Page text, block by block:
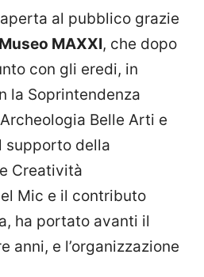
al pubblico grazie
Museo MAXXI, che dopo
con gli eredi, in
la Soprintendenza
Belle Arti e
supporto della
Creatività
Mic e il contributo
ha portato avanti il
anni, e l’organizzazione